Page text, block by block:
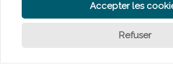
Accepter les
Refuser